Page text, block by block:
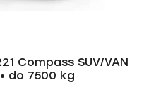
Compass SUV/VAN
do 7500 kg